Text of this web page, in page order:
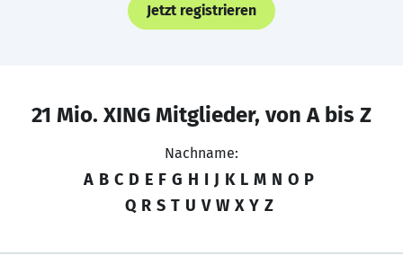
Jetzt registrieren
21 Mio. XING Mitglieder, von A bis Z
Nachname:
A B C D E F G H I J K L M N O P
Q R S T U V W X Y Z